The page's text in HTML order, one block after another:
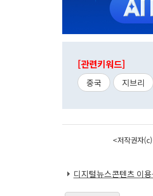
[관련키워드]
중국 지브리
<저작권자
디지털뉴스콘텐츠 이